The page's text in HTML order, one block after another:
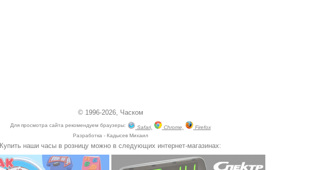
© 1996-2026, Часком
Для просмотра сайта рекомендуем браузеры: Safari, Chrome,
Firefox
Разработка - Кадысев Михаил
Купить наши часы в розницу можно в следующих интернет-магазинах: